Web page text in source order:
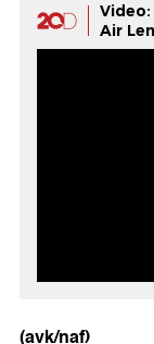
Air
(avk/naf)